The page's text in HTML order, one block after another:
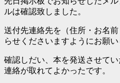
ルは確認致しました。
送付先連絡先を（住所・お名
らせくださいますようにお願い
確認しだい、本を発送させてい
連絡が取れてよかったです。